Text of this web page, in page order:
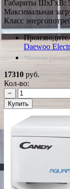
Габариты ШxГxВ:
Максимальная
Класс
Daewoo
*Наличие
17310 руб.
Кол-во:
−
Купить